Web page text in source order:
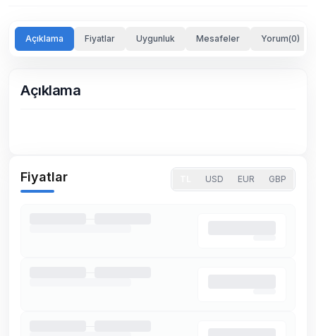
Açıklama Fiyatlar Uygunluk Mesafeler Yorum(0)
Açıklama
Fiyatlar USD EUR GBP